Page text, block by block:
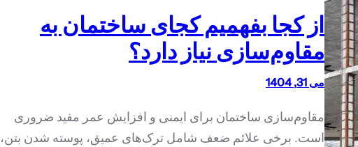
از کجا بفهمیم کجای ساختمان به
مقاوم‌سازی نیاز دارد؟
می 31, 1404
مقاوم‌سازی ساختمان برای ایمنی و افزایش عمر مفید ضروری
است. برخی علائم ضعف شامل ترک‌های عمیق، پوسته شدن بتن،